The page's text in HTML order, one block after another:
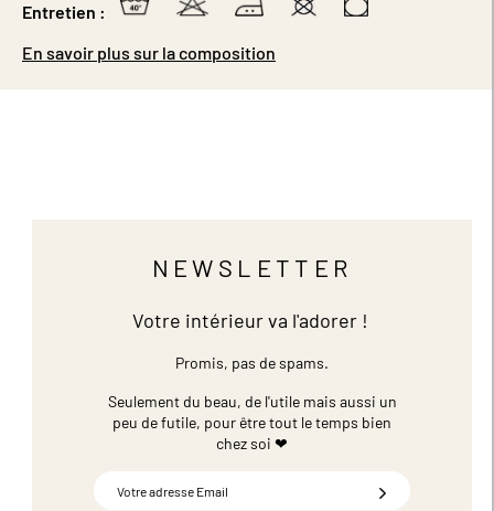
Entretien :
En savoir plus sur la composition
NEWSLETTER
Votre intérieur va l'adorer !
Promis, pas de spams.
Seulement du beau, de l'utile mais aussi un
peu de futile, pour être tout le temps bien
chez soi ❤